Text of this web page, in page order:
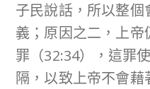
子民說話，所以整
義；原因之二，上
罪（32:34），這罪
隔，以致上帝不會